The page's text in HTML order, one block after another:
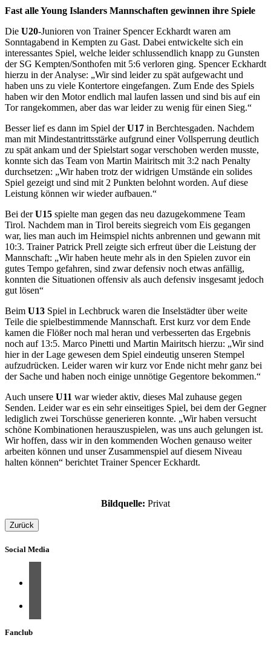
Fast alle Young Islanders Mannschaften gewinnen ihre Spiele
Die U20-Junioren von Trainer Spencer Eckhardt waren am
Sonntagabend in Kempten zu Gast. Dabei entwickelte sich ein
interessantes Spiel, welche leider schlussendlich knapp zu Gunsten
der SG Kempten/Sonthofen mit 5:6 verloren ging. Spencer Eckhardt
hierzu in der Analyse: „Wir sind leider zu spät aufgewacht und
haben uns zu viele Kontertore eingefangen. Zum Ende des Spiels
haben wir den Motor endlich mal laufen lassen und sind bis auf ein
Tor rangekommen, aber das war leider zu wenig für einen Sieg.“
Besser lief es dann im Spiel derU17 in Berchtesgaden. Nachdem
man mit Mindestantrittsstärke aufgrund einer Vollsperrung deutlich
zu spät ankam und der Spielstart sogar verschoben werden musste,
konnte sich das Team von Martin Mairitsch mit 3:2 nach Penalty
durchsetzen: „Wir haben trotz der widrigen Umstände ein solides
Spiel gezeigt und sind mit 2 Punkten belohnt worden. Auf diese
Leistung können wir wieder aufbauen.“
Bei derU15 spielte man gegen das neu dazugekommene Team
Tirol. Nachdem man in Tirol bereits siegreich vom Eis gegangen
war, lies man auch im Heimspiel nichts anbrennen und gewann mit
10:3. Trainer Patrick Prell zeigte sich erfreut über die Leistung der
Mannschaft: „Wir haben heute mehr als in den Spielen zuvor ein
gutes Tempo gefahren, sind zwar defensiv noch etwas anfällig,
konnten die Situationen offensiv als auch defensiv insgesamt jedoch
gut lösen“
Beim U13 Spiel in Lechbruck waren die Inselstädter über weite
Teile die spielbestimmende Mannschaft. Erst kurz vor dem Ende
kamen die Flößer noch mal heran und verbesserten das Ergebnis
noch auf 13:5. Marco Pinetti und Martin Mairitsch hierzu: „Wir sind
hier in der Lage gewesen dem Spiel eindeutig unseren Stempel
aufzudrücken. Leider waren wir kurz vor Ende nicht mehr ganz bei
der Sache und haben noch einige unnötige Gegentore bekommen.“
Auch unsere U11 war wieder aktiv, dieses Mal zuhause gegen
Senden. Leider war es ein sehr einseitiges Spiel, bei dem der Gegner
lediglich zwei Torschüsse generieren konnte. „Wir haben versucht
schöne Kombinationen herauszuspielen, was uns auch gelungen ist.
Wir hoffen, dass wir in den kommenden Wochen genauso weiter
arbeiten können und unser Zusammenspiel auf diesem Niveau
halten können“ berichtet Trainer Spencer Eckhardt.
Bildquelle: Privat
Zurück
Social Media
Fanclub